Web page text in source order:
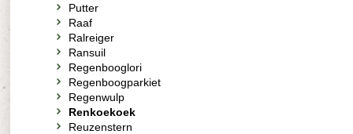
Putter
Raaf
Ralreiger
Ransuil
Regenbooglori
Regenboogparkiet
Regenwulp
Renkoekoek
Reuzenstern